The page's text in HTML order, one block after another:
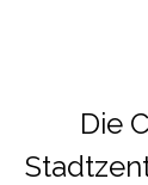
Die